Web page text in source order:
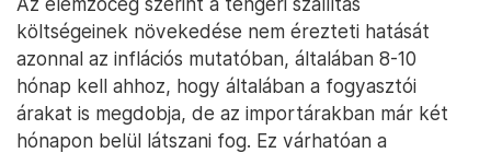
költségeinek növekedése nem érezteti hatását
azonnal az inflációs mutatóban, általában 8-10
hónap kell ahhoz, hogy általában a fogyasztói
árakat is megdobja, de az importárakban már két
hónapon belül látszani fog. Ez várhatóan a